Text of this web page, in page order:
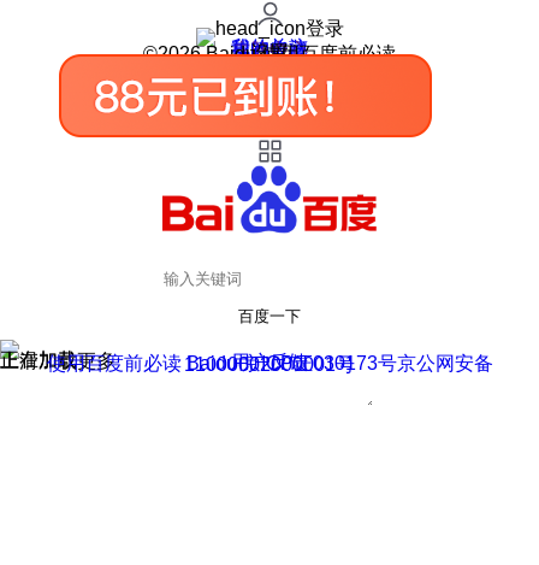
登录
我的关注
我的收藏
皮肤中心
用户反馈
设置
©2026 Baidu 使用百度前必读
百度一下
正在加载
上滑加载更多 用户反馈
使用百度前必读 Baidu 京ICP证030173号
京公网安备11000002000001号